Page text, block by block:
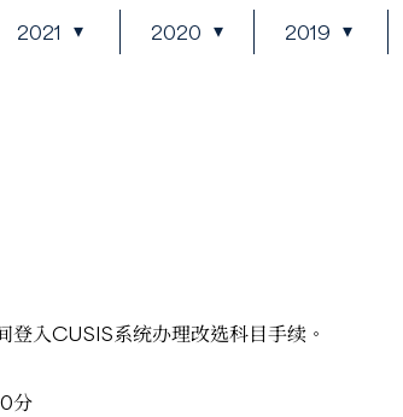
2021 2020 2019
入CUSIS系统办理改选科目手续。
分